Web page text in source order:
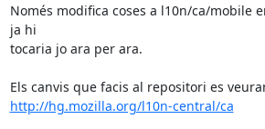
Només modifica coses a l10n/ca/mobile
ja hi
tocaria jo ara per ara.
http://hg.mozilla.org/l10n-central/ca